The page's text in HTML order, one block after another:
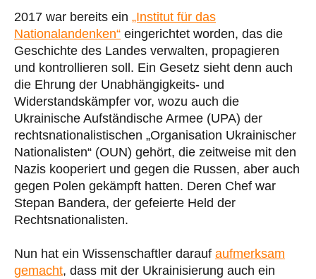
2017 war bereits ein „Institut für das
Nationalandenken“ eingerichtet worden, das die
Geschichte des Landes verwalten, propagieren
und kontrollieren soll. Ein Gesetz sieht denn auch
die Ehrung der Unabhängigkeits- und
Widerstandskämpfer vor, wozu auch die
Ukrainische Aufständische Armee (UPA) der
rechtsnationalistischen „Organisation Ukrainischer
Nationalisten“ (OUN) gehört, die zeitweise mit den
Nazis kooperiert und gegen die Russen, aber auch
gegen Polen gekämpft hatten. Deren Chef war
Stepan Bandera, der gefeierte Held der
Rechtsnationalisten.
Nun hat ein Wissenschaftler darauf aufmerksam
gemacht, dass mit der Ukrainisierung auch ein